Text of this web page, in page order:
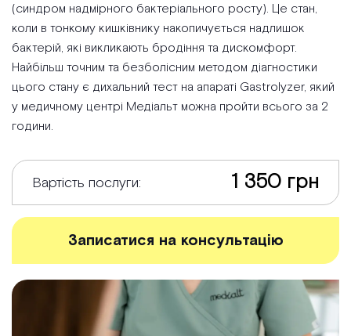
(синдром надмірного бактеріального росту). Це стан,
коли в тонкому кишківнику накопичується надлишок
бактерій, які викликають бродіння та дискомфорт.
Найбільш точним та безболісним методом діагностики
цього стану є дихальний тест на апараті Gastrolyzer, який
у медичному центрі Медіальт можна пройти всього за 2
години.
Вартість послуги: 1 350 грн
Записатися на консультацію